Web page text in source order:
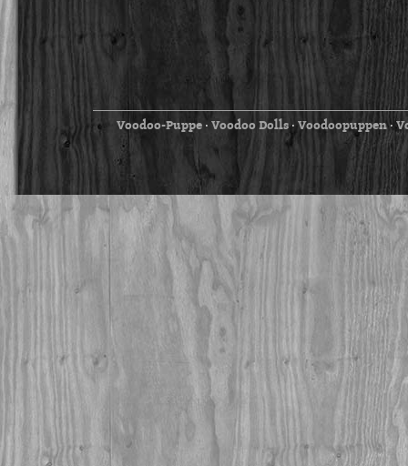
Voodoo-Puppe⋅ Voodoo Dolls⋅ Voodoopuppen⋅